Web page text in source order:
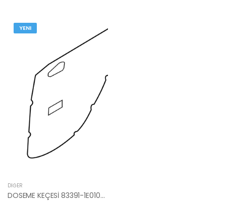
YENI
DIĞER
DOSEME KEÇESİ 83391-1E010-HMC